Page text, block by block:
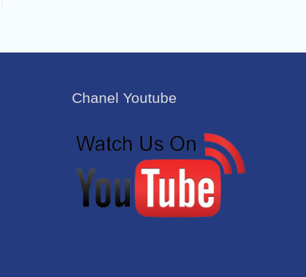
Chanel Youtube